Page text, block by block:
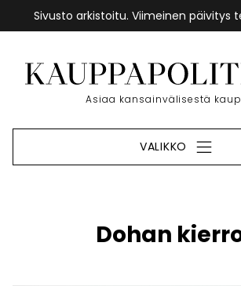
Sivusto arkistoitu. Viimeinen päivitys
sisältöön
Etusivu
Asiaa kansainvälisestä
VALIKKO
Dohan